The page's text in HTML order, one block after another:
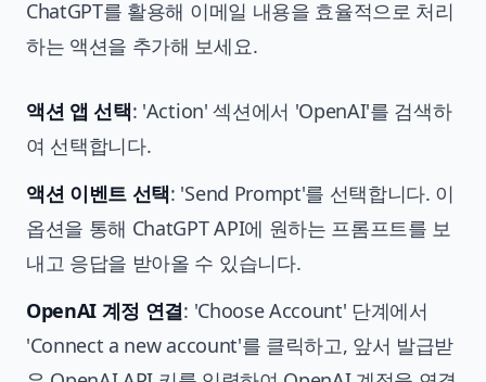
ChatGPT를 활용해 이메일 내용을 효율적으로 처리
하는 액션을 추가해 보세요.
액션 앱 선택: 'Action' 섹션에서 'OpenAI'를 검색하
여 선택합니다.
액션 이벤트 선택: 'Send Prompt'를 선택합니다. 이
옵션을 통해 ChatGPT API에 원하는 프롬프트를 보
내고 응답을 받아올 수 있습니다.
OpenAI 계정 연결: 'Choose Account' 단계에서
'Connect a new account'를 클릭하고, 앞서 발급받